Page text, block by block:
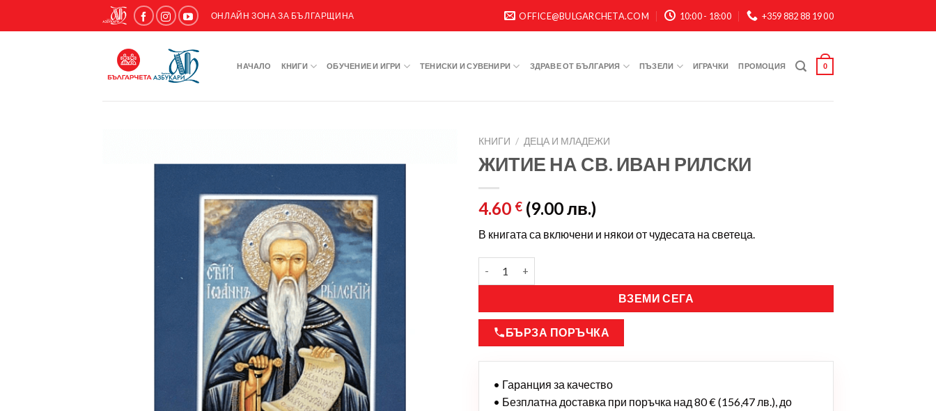
ОНЛАЙН ЗОНА ЗА БЪЛГАРЩИНА OFFICE@BULGARCHETA.COM 10:00 - 18:00 +359 882 88 19 00
НАЧАЛО КНИГИ ОБУЧЕНИЕ И ИГРИ ТЕНИСКИ И СУВЕНИРИ ЗДРАВЕ ОТ БЪЛГАРИЯ ПЪЗЕЛИ ИГРАЧКИ ПРОМОЦИЯ 0
КНИГИ / ДЕЦА И МЛАДЕЖИ
ЖИТИЕ НА СВ. ИВАН РИЛСКИ
4.60 € (9.00 лв.)
В книгата са включени и някои от чудесата на светеца.
ВЗЕМИ СЕГА
БЪРЗА ПОРЪЧКА
• Гаранция за качество
• Безплатна доставка при поръчка над 80 € (156,47 лв.), до